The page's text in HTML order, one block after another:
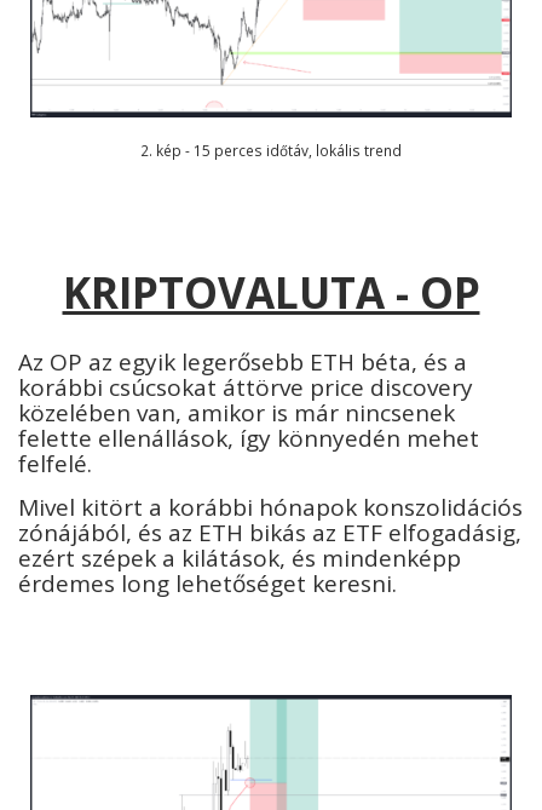
2. kép - 15 perces időtáv, lokális trend
KRIPTOVALUTA - OP
Az OP az egyik legerősebb ETH béta, és a
korábbi csúcsokat áttörve price discovery
közelében van, amikor is már nincsenek
felette ellenállások, így könnyedén mehet
felfelé.
Mivel kitört a korábbi hónapok konszolidációs
zónájából, és az ETH bikás az ETF elfogadásig,
ezért szépek a kilátások, és mindenképp
érdemes long lehetőséget keresni.